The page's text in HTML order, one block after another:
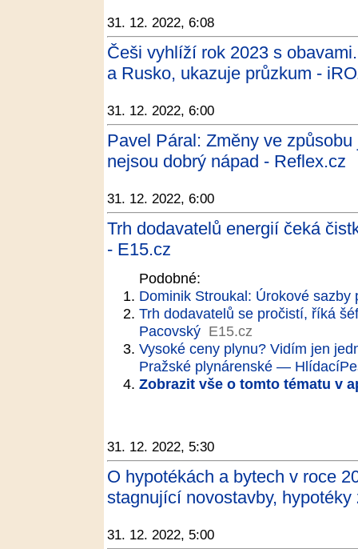
31. 12. 2022, 6:08
Češi vyhlíží rok 2023 s
a Rusko, ukazuje průzkum -
31. 12. 2022, 6:00
Pavel Páral: Změny ve
nejsou dobrý nápad - Reflex.cz
31. 12. 2022, 6:00
Trh dodavatelů energií čeká
- E15.cz
Podobné:
Dominik Stroukal: Úrokové
Trh dodavatelů se pročistí, říká
Pacovský E15.cz
Vysoké ceny plynu? Vidím jen
Pražské plynárenské —
Zobrazit vše o tomto tématu v
31. 12. 2022, 5:30
O hypotékách a bytech v roce
stagnující novostavby,
31. 12. 2022, 5:00